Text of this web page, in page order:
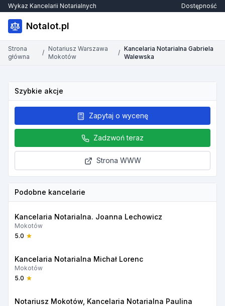
Wykaz Kancelarii Notarialnych Dostępność
Notalot.pl
Strona
główna
/
Notariusz Warszawa
Mokotów
/
Kancelaria Notarialna Gabriela
Walewska
Szybkie akcje
Zapytaj o wycenę
Zadzwoń teraz
Strona WWW
Podobne kancelarie
Kancelaria Notarialna. Joanna Lechowicz
Mokotów
5.0
Kancelaria Notarialna Michał Lorenc
Mokotów
5.0
Notariusz Mokotów, Kancelaria Notarialna Paulina